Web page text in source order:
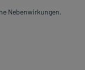
Nebenwirkungen.